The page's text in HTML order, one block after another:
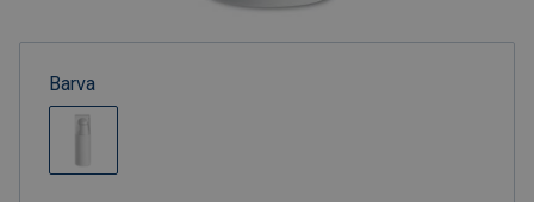
Barva